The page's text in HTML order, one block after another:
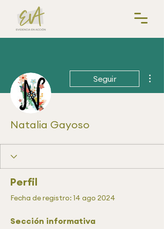
Seguir
Natalia Gayoso
Perfil
Fecha de registro: 14 ago 2024
Sección informativa